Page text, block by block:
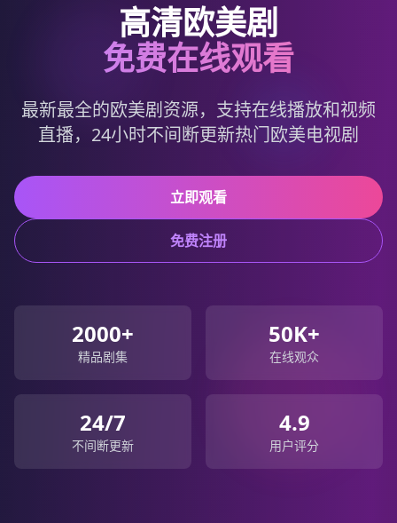
高清欧美剧
免费在线观看
最新最全的欧美剧资源，支持在线播放和视频
直播，24小时不间断更新热门欧美电视剧
立即观看
免费注册
2000+
精品剧集
50K+
在线观众
24/7
不间断更新
4.9
用户评分